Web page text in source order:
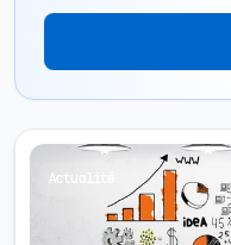
Actualité